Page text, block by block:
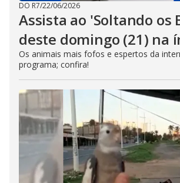
DO R7/22/06/2026
Assista ao 'Soltando os
deste domingo (21) na
Os animais mais fofos e espertos da
programa; confira!